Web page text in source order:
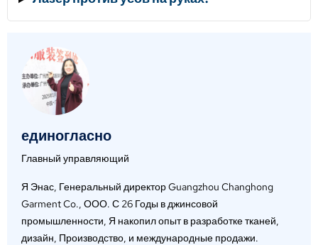
единогласно
Главный управляющий
Я Энас, Генеральный директор Guangzhou Changhong
Garment Co., ООО. С 26 Годы в джинсовой
промышленности, Я накопил опыт в разработке тканей,
дизайн, Производство, и международные продажи.